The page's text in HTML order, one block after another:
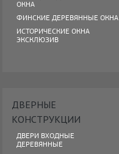
ОКНА
ФИНСКИЕ ДЕРЕВЯННЫЕ ОКНА
ИСТОРИЧЕСКИЕ ОКНА
ЭКСКЛЮЗИВ
ДВЕРНЫЕ
КОНСТРУКЦИИ
ДВЕРИ ВХОДНЫЕ
ДЕРЕВЯННЫЕ